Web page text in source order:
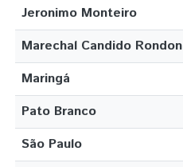
Jeronimo Monteiro
Marechal Candido Rondon
Maringá
Pato Branco
São Paulo